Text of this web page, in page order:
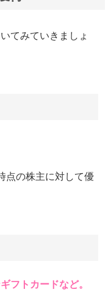
てみていきましょ
点の株主に対して優
フトカードなど。